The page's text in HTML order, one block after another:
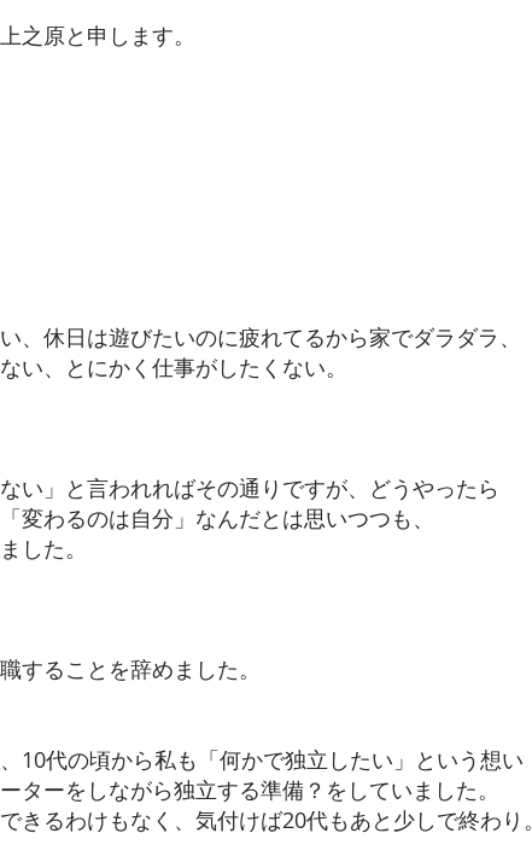
之原と申します。
、休日は遊びたいのに疲れてるから家でダラダラ、
い、とにかく仕事がしたくない。
い」と言われればその通りですが、
どうやったら
変わるのは自分」 なんだとは思いつつも、
した。
することを辞めました。
10代の頃から私も「何かで独立したい」 という想い
ターをしながら独立する準備？ をしていました。
きるわけもなく、気付けば20代もあと少しで終わり。